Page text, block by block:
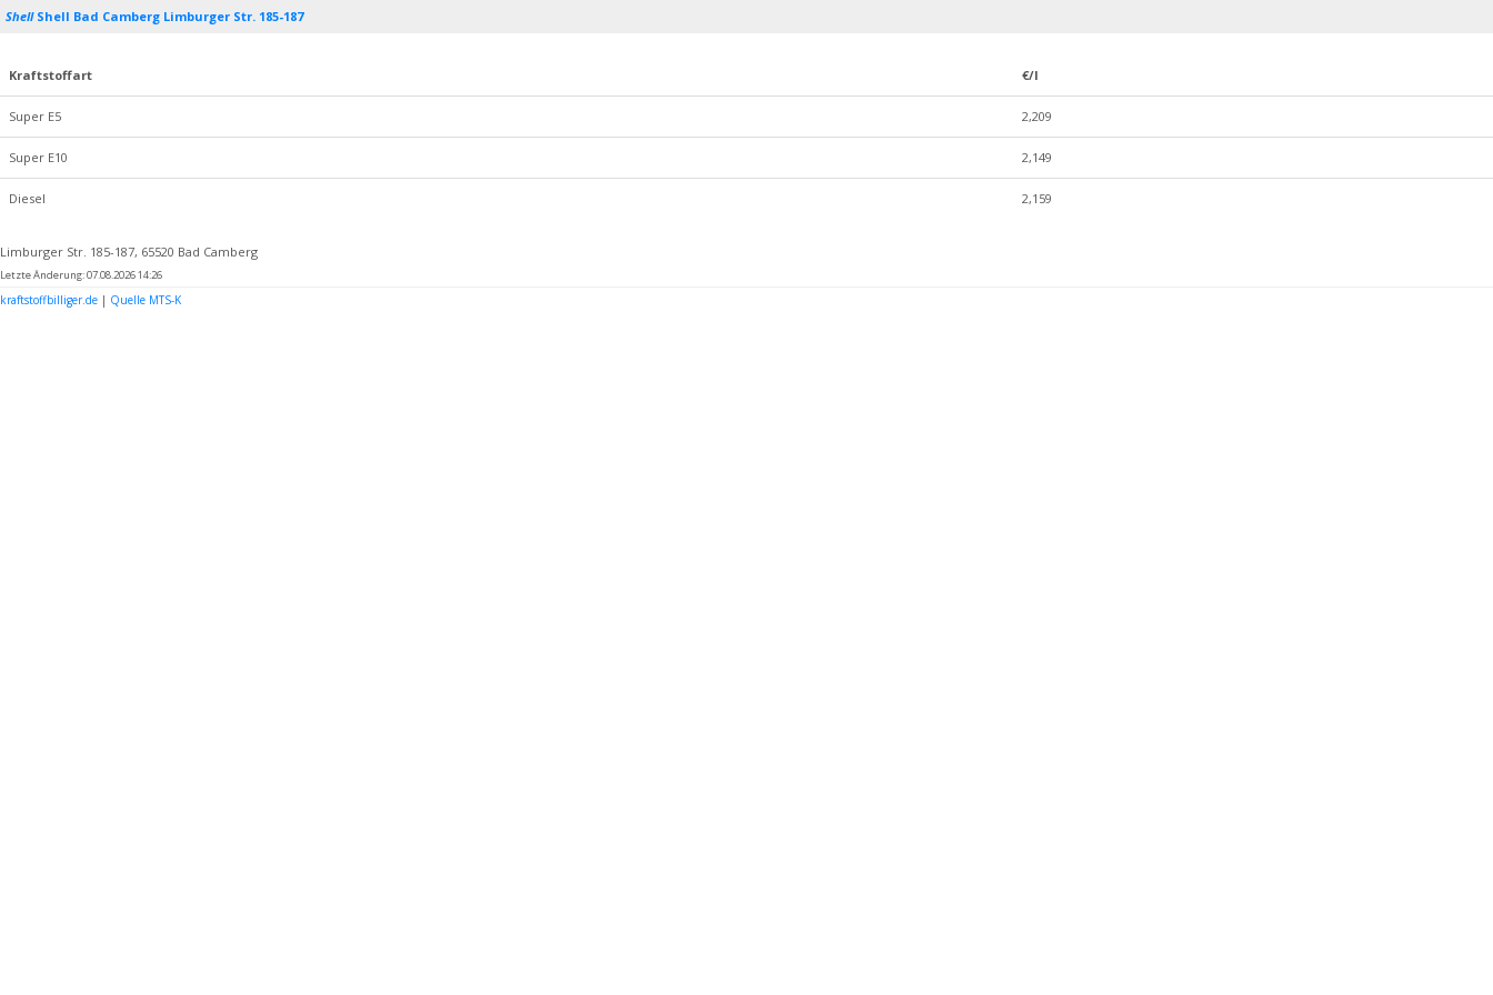
ShellShell Bad Camberg Limburger Str. 185-187
Kraftstoffart €/l
Super E5 2,209
Super E10 2,149
Diesel 2,159
Limburger Str. 185-187, 65520 Bad Camberg
Letzte Änderung: 07.08.2026 14:26
kraftstoffbilliger.de | Quelle MTS-K